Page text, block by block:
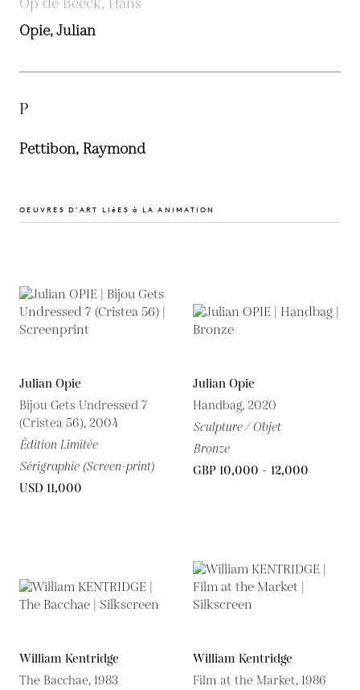
Opie, Julian
P
Pettibon, Raymond
OEUVRES D’ART LIéES à LA ANIMATION
Julian Opie
Bijou Gets Undressed 7
(Cristea 56), 2004
Édition Limitée
Sérigraphie (Screen-print)
USD 11,000
Julian Opie
Handbag, 2020
Sculpture / Objet
Bronze
GBP 10,000 - 12,000
William Kentridge
The Bacchae, 1983
William Kentridge
Film at the Market, 1986